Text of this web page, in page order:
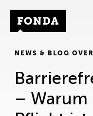
Fonda Logo
NEWS & BLOG
– Warum